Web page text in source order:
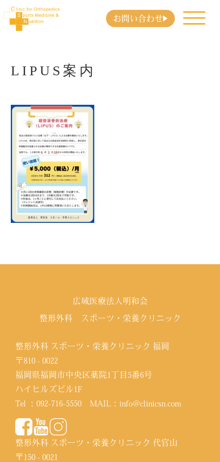
お問い合わせ
LIPUS案内
広域医療法人明和会
整形外科 スポーツ・栄養クリニック
整形外科 スポーツ・栄養クリニック 福岡
〒810 - 0022
福岡県福岡市中央区薬院1丁目5番6号
ハイヒルズビル1F
Tel ：092-716-5550 MAIL：info@clinicsn.com
整形外科 スポーツ・栄養クリニック 代官山
〒150 - 0021